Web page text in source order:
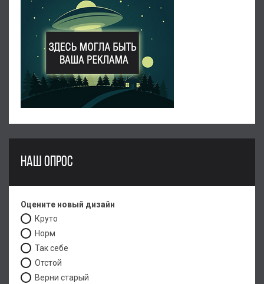
НАШ ОПРОС
Оцените новый дизайн
Круто
Норм
Так себе
Отстой
Верни старый